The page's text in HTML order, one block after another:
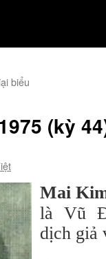
biểu
(kỳ
Mai
là Vũ
dịch giả